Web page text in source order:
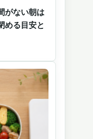
がない朝は
める目安と